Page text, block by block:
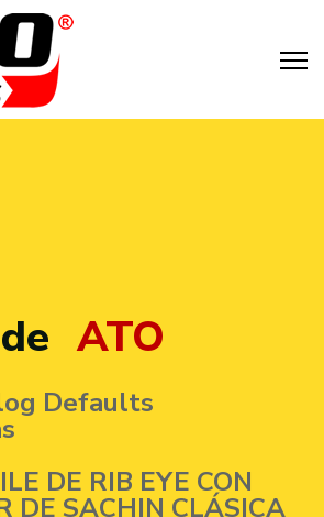
ATO
Defaults
DE RIB EYE CON
DE SACHIN CLÁSICA